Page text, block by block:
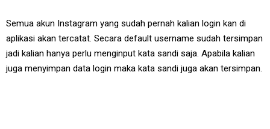
Semua akun Instagram yang sudah pernah kalian login kan di
aplikasi akan tercatat. Secara default username sudah tersimpan
jadi kalian hanya perlu menginput kata sandi saja. Apabila kalian
juga menyimpan data login maka kata sandi juga akan tersimpan.